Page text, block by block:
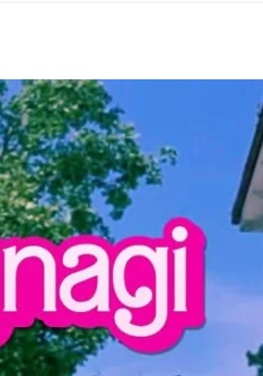
популярные имена и
фамилии в
OnePrice полностью ушла с
и прекратила свою
в Грузии, на её
пришла “Ambari”